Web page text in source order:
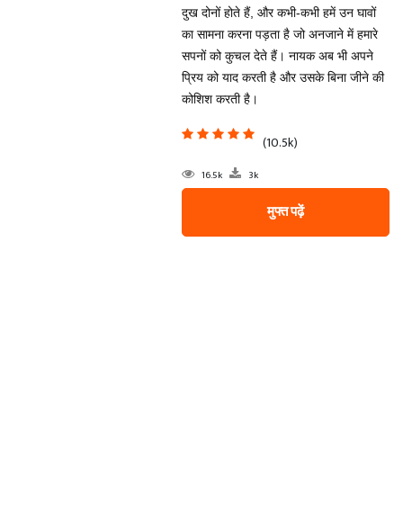
दुख दोनों होते हैं, और कभी-कभी हमें उन घावों
का सामना करना पड़ता है जो अनजाने में हमारे
सपनों को कुचल देते हैं। नायक अब भी अपने
प्रिय को याद करती है और उसके बिना जीने की
कोशिश करती है।
(10.5k)
16.5k 3k
मुफ्त पढ़ें